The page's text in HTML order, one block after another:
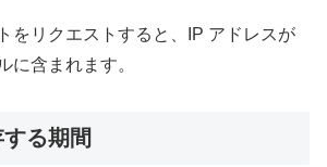
をリクエストすると、IP アドレスが
に含まれます。
る期間